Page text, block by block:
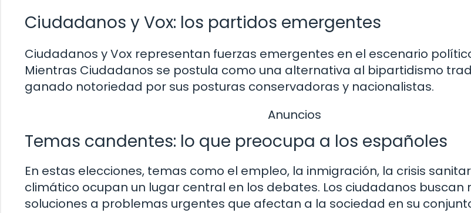
Ciudadanos y Vox: los partidos emergentes
Ciudadanos y Vox representan fuerzas emergentes en el escenario
Mientras Ciudadanos se postula como una alternativa al bipartidismo
ganado notoriedad por sus posturas conservadoras y nacionalistas.
Anuncios
Temas candentes: lo que preocupa a los españoles
En estas elecciones, temas como el empleo, la inmigración, la crisis
climático ocupan un lugar central en los debates. Los ciudadanos buscan
soluciones a problemas urgentes que afectan a la sociedad en su